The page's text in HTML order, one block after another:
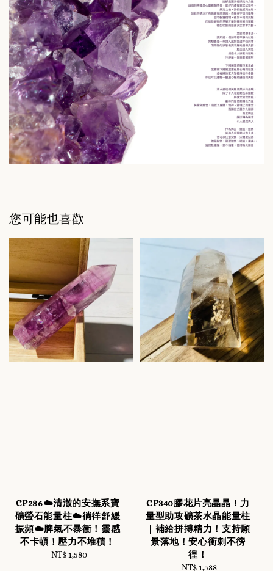
您可能也喜歡
CP286☁️清澈的安撫系寶
礦螢石能量柱☁️徜徉舒緩
振頻☁️脾氣不暴衝！靈感
不卡頓！壓力不堆積！
Regular
NT$ 1,580
CP340膠花片亮晶晶！力
量型助攻礦茶水晶能量柱
｜補給拼搏精力！支持願
景落地！安心衝刺不徬
徨！
Regular
NT$ 1,588